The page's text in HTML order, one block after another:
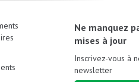
Ne manquez
mises à jour
Inscrivez-vous à
newsletter